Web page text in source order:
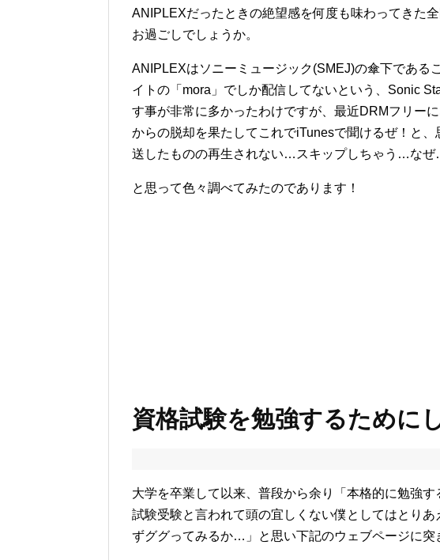
ANIPLEXだったときの絶望感を何度も味わってきた
お過ごしでしょうか。
ANIPLEXはソニーミュージック(SMEJ)の傘下である
イトの「mora」でしか配信してないという、Sonic
す事が非常に多かったわけですが、最近DRMフリー
からの脱却を果たしてこれでiTunesで聞けるぜ！と
送したものの再生されない…スキップしちゃう…な
と思って色々調べてみたのであります！
資格試験を勉強するために
大学を卒業して以来、普段から余り「本格的に勉強
試験受験と言われて頭の宜しくない僕としてはとり
ずググってみるか…」と思い下記のウェブページに突